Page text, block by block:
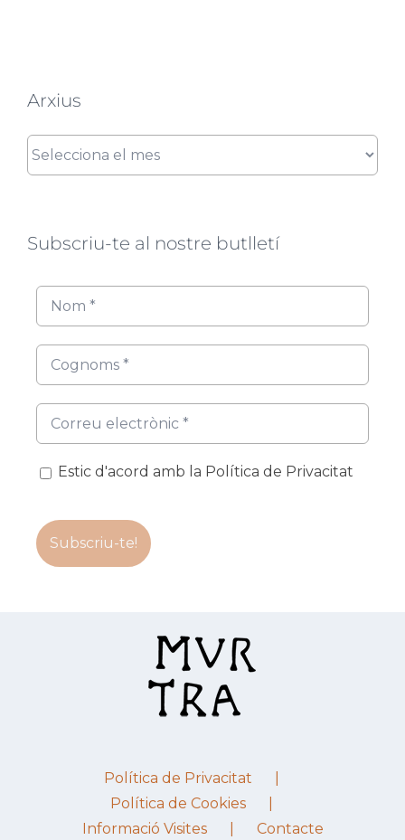
Arxius
Arxius
Subscriu-te al nostre butlletí
Estic d'acord amb la Política de Privacitat
Política de Privacitat
Política de Cookies
Informació Visites
Contacte